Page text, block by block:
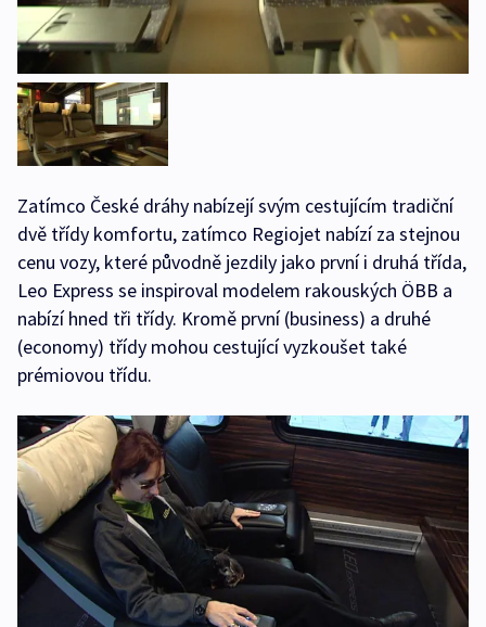
Zatímco České dráhy nabízejí svým cestujícím tradiční
dvě třídy komfortu, zatímco Regiojet nabízí za stejnou
cenu vozy, které původně jezdily jako první i druhá třída,
Leo Express se inspiroval modelem rakouských ÖBB a
nabízí hned tři třídy. Kromě první (business) a druhé
(economy) třídy mohou cestující vyzkoušet také
prémiovou třídu.